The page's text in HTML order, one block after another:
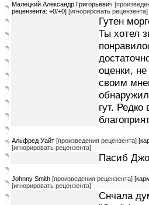
Малецкий Александр Григорьевич
рецензента: +0/+0] [игнорировать рецензента]
Гутен
Ты хотел
оценки,
своим
гут.
Альфред Уайт [произведения рецензента]
[игнорировать рецензента]
Пасиб
Johnny Smith [произведения рецензента]
[игнорировать рецензента]
Снчала